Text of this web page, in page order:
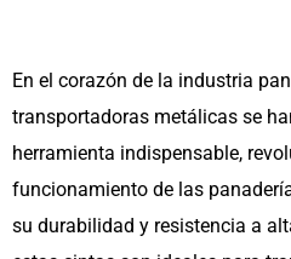
En el corazón de la industria
transportadoras metálicas se
herramienta indispensable,
funcionamiento de las
su durabilidad y resistencia a